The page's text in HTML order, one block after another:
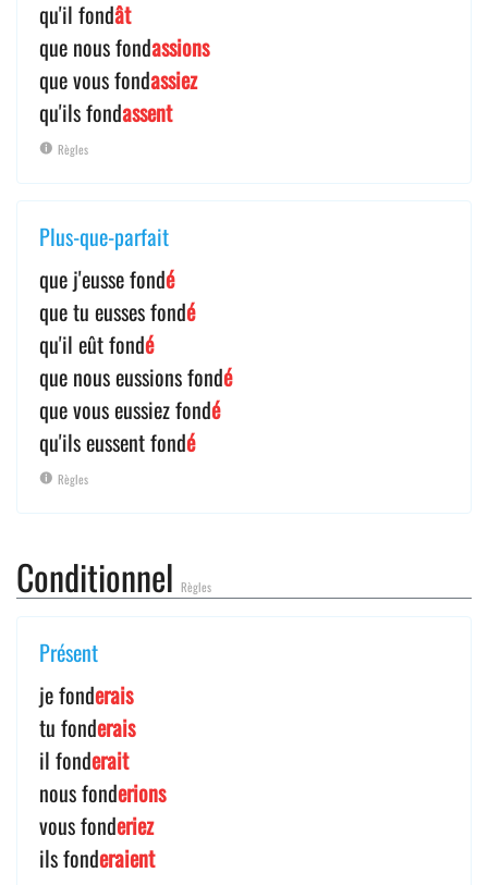
qu'il fondât
que nous fondassions
que vous fondassiez
qu'ils fondassent
Règles
Plus-que-parfait
que j'eusse fondé
que tu eusses fondé
qu'il eût fondé
que nous eussions fondé
que vous eussiez fondé
qu'ils eussent fondé
Règles
Conditionnel Règles
Présent
je fonderais
tu fonderais
il fonderait
nous fonderions
vous fonderiez
ils fonderaient